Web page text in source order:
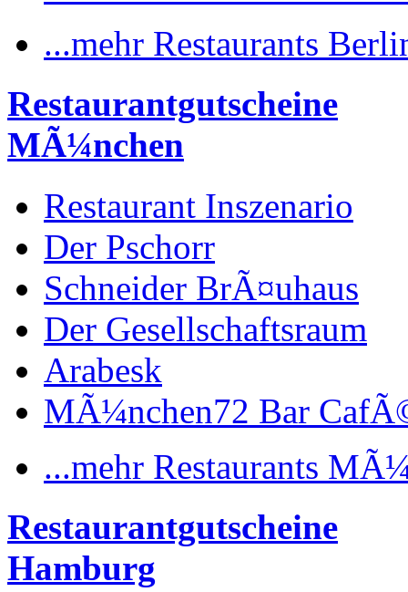
...mehr Restaurants
Restaurantgutscheine
MÃ¼nchen
Restaurant Inszenario
Der Pschorr
Schneider BrÃ¤uhaus
Der Gesellschaftsraum
Arabesk
MÃ¼nchen72 Bar
...mehr Restaurants
Restaurantgutscheine
Hamburg